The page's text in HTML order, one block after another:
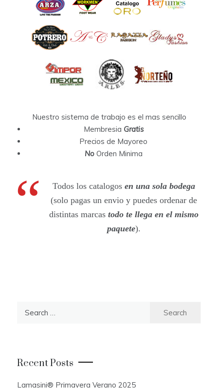
Nuestro sistema de trabajo es el mas sencillo
Membresia Gratis
Precios de Mayoreo
NoOrden Minima
Todos los catalogos en una sola bodega
(solo pagas un envio y puedes ordenar de
distintas marcastodo te llega en el mismo
paquete).
h
f
Recent Posts
Lamasini® Primavera Verano 2025